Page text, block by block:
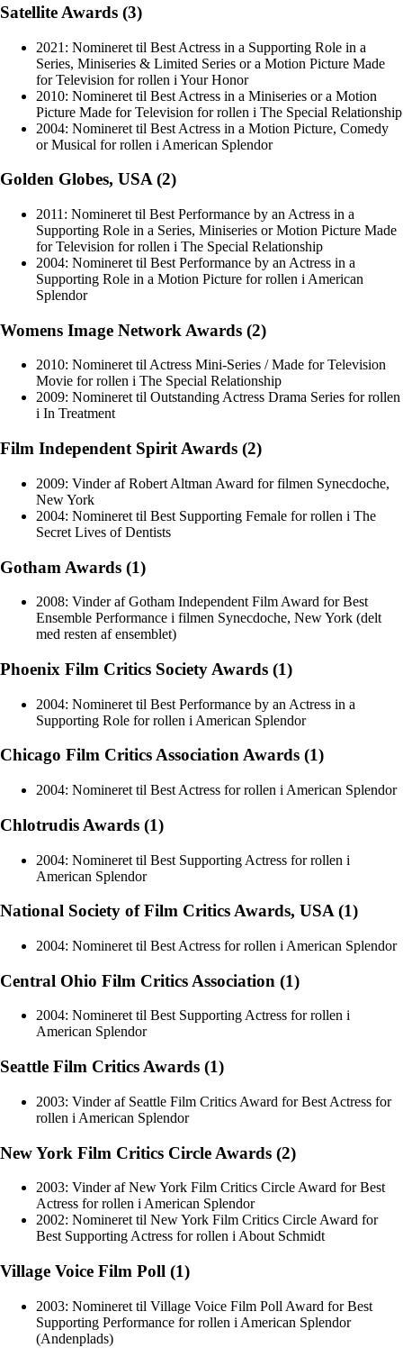
Satellite Awards (3)
2021: Nomineret til Best Actress in a Supporting Role in a
Series, Miniseries & Limited Series or a Motion Picture Made
for Television for rollen i Your Honor
2010: Nomineret til Best Actress in a Miniseries or a Motion
Picture Made for Television for rollen i The Special Relationship
2004: Nomineret til Best Actress in a Motion Picture, Comedy
or Musical for rollen i American Splendor
Golden Globes, USA (2)
2011: Nomineret til Best Performance by an Actress in a
Supporting Role in a Series, Miniseries or Motion Picture Made
for Television for rollen i The Special Relationship
2004: Nomineret til Best Performance by an Actress in a
Supporting Role in a Motion Picture for rollen i American
Splendor
Womens Image Network Awards (2)
2010: Nomineret til Actress Mini-Series / Made for Television
Movie for rollen i The Special Relationship
2009: Nomineret til Outstanding Actress Drama Series for rollen
i In Treatment
Film Independent Spirit Awards (2)
2009: Vinder af Robert Altman Award for filmen Synecdoche,
New York
2004: Nomineret til Best Supporting Female for rollen i The
Secret Lives of Dentists
Gotham Awards (1)
2008: Vinder af Gotham Independent Film Award for Best
Ensemble Performance i filmen Synecdoche, New York (delt
med resten af ensemblet)
Phoenix Film Critics Society Awards (1)
2004: Nomineret til Best Performance by an Actress in a
Supporting Role for rollen i American Splendor
Chicago Film Critics Association Awards (1)
2004: Nomineret til Best Actress for rollen i American Splendor
Chlotrudis Awards (1)
2004: Nomineret til Best Supporting Actress for rollen i
American Splendor
National Society of Film Critics Awards, USA (1)
2004: Nomineret til Best Actress for rollen i American Splendor
Central Ohio Film Critics Association (1)
2004: Nomineret til Best Supporting Actress for rollen i
American Splendor
Seattle Film Critics Awards (1)
2003: Vinder af Seattle Film Critics Award for Best Actress for
rollen i American Splendor
New York Film Critics Circle Awards (2)
2003: Vinder af New York Film Critics Circle Award for Best
Actress for rollen i American Splendor
2002: Nomineret til New York Film Critics Circle Award for
Best Supporting Actress for rollen i About Schmidt
Village Voice Film Poll (1)
2003: Nomineret til Village Voice Film Poll Award for Best
Supporting Performance for rollen i American Splendor
(Andenplads)